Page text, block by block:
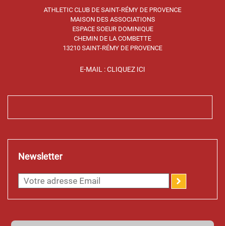
Newsletter
ATHLETIC CLUB DE SAINT-RÉMY DE PROVENCE
MAISON DES ASSOCIATIONS
ESPACE SOEUR DOMINIQUE
CHEMIN DE LA COMBETTE
13210 SAINT-RÉMY DE PROVENCE
E-MAIL : CLIQUEZ ICI